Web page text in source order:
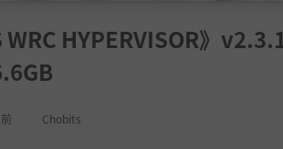
HYPERVISOR》
Chobits